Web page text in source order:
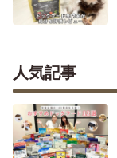
人気記事